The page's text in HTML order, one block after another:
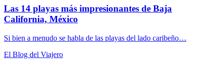
Las 14 playas más impresionantes de Baja
California, México
Si bien a menudo se habla de las playas del lado caribeño…
El Blog del Viajero